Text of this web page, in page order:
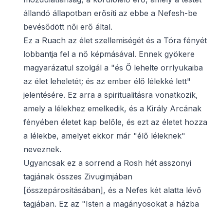
állandó állapotban erősíti az ebbe a Nefesh-be
bevésődött női erő által.
Ez a Ruach az élet szellemiségét és a Tóra fényét
lobbantja fel a nő képmásával. Ennek gyökere
magyarázatul szolgál a "és Ő lehelte orrlyukaiba
az élet leheletét; és az ember élő lélekké lett"
jelentésére. Ez arra a spiritualitásra vonatkozik,
amely a lélekhez emelkedik, és a Király Arcának
fényében életet kap belőle, és ezt az életet hozza
a lélekbe, amelyet ekkor már "élő léleknek"
neveznek.
Ugyancsak ez a sorrend a Rosh hét asszonyi
tagjának összes Zivugimjában
[összepárosításában], és a Nefes két alatta lévő
tagjában. Ez az "Isten a magányosokat a házba